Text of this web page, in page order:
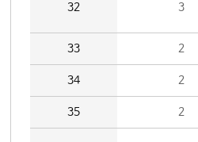
32 3
33 2
34 2
35 2